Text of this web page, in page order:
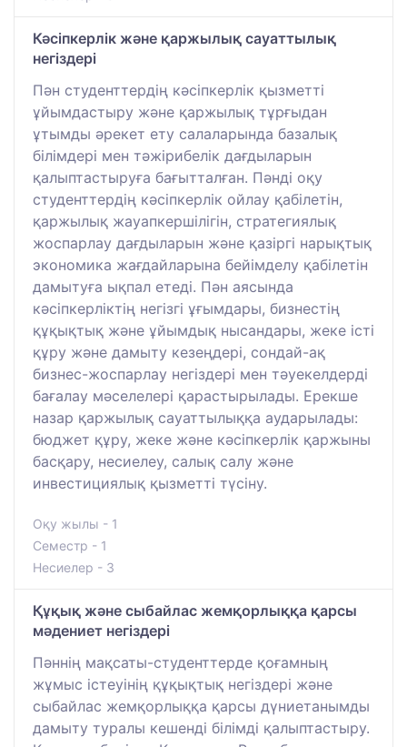
Кәсіпкерлік және қаржылық сауаттылық
негіздері
Пән студенттердің кәсіпкерлік қызметті
ұйымдастыру және қаржылық тұрғыдан
ұтымды әрекет ету салаларында базалық
білімдері мен тәжірибелік дағдыларын
қалыптастыруға бағытталған. Пәнді оқу
студенттердің кәсіпкерлік ойлау қабілетін,
қаржылық жауапкершілігін, стратегиялық
жоспарлау дағдыларын және қазіргі нарықтық
экономика жағдайларына бейімделу қабілетін
дамытуға ықпал етеді. Пән аясында
кәсіпкерліктің негізгі ұғымдары, бизнестің
құқықтық және ұйымдық нысандары, жеке істі
құру және дамыту кезеңдері, сондай-ақ
бизнес-жоспарлау негіздері мен тәуекелдерді
бағалау мәселелері қарастырылады. Ерекше
назар қаржылық сауаттылыққа аударылады:
бюджет құру, жеке және кәсіпкерлік қаржыны
басқару, несиелеу, салық салу және
инвестициялық қызметті түсіну.
Оқу жылы - 1
Семестр - 1
Несиелер - 3
Құқық және сыбайлас жемқорлыққа қарсы
мәдениет негіздері
Пәннің мақсаты-студенттерде қоғамның
жұмыс істеуінің құқықтық негіздері және
сыбайлас жемқорлыққа қарсы дүниетанымды
дамыту туралы кешенді білімді қалыптастыру.